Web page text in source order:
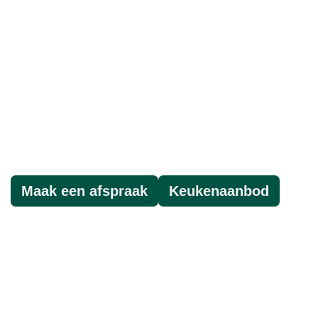
Maak een afspraak Keukenaanbod